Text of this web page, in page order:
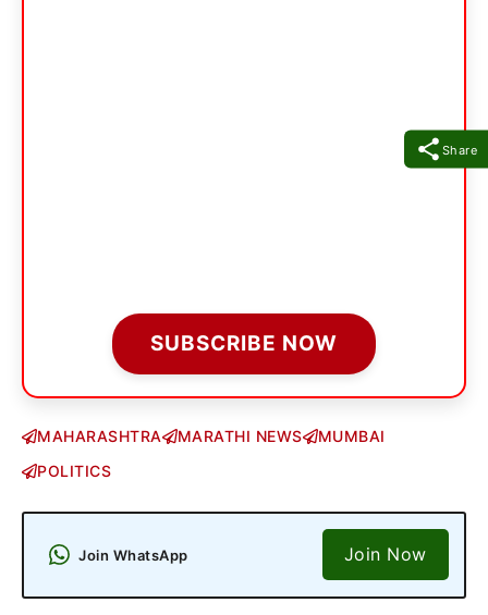
Share
SUBSCRIBE NOW
MAHARASHTRA MARATHI NEWS
MUMBAI
POLITICS
Join WhatsApp Join Now